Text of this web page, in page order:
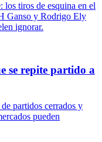
los tiros de esquina en el
Ganso y Rodrigo Ely
ignorar.
se repite partido a
partidos cerrados y
pueden